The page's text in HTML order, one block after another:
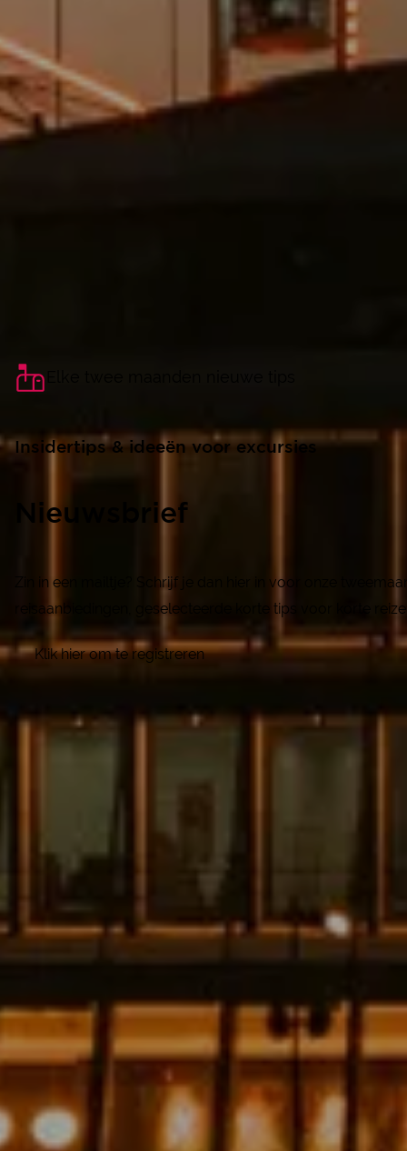
Insidertips & ideeën voor excursies
Nieuwsbrief
Zin in een mailtje? Schrijf je dan hier in voor onze
reisaanbiedingen, geselecteerde korte tips voor korte
Klik hier om te registreren